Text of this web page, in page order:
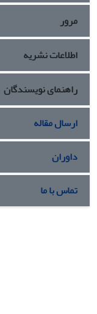
مرور
اطلاعات نشریه
راهنمای نویسندگان
ارسال مقاله
داوران
تماس با ما